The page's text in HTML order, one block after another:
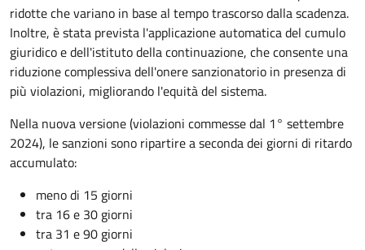
ridotte che variano in base al tempo trascorso dalla scadenza.
Inoltre, è stata prevista l'applicazione automatica del cumulo
giuridico e dell'istituto della continuazione, che consente una
riduzione complessiva dell'onere sanzionatorio in presenza di
più violazioni, migliorando l'equità del sistema.
Nella nuova versione (violazioni commesse dal 1° settembre
2024), le sanzioni sono ripartire a seconda dei giorni di ritardo
accumulato:
meno di 15 giorni
tra 16 e 30 giorni
tra 31 e 90 giorni